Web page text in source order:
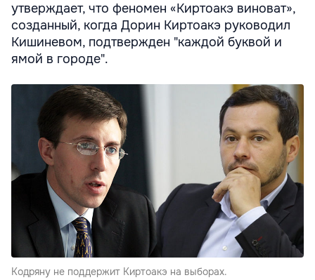
утверждает, что феномен «Киртоакэ виноват»,
созданный, когда Дорин Киртоакэ руководил
Кишиневом, подтвержден "каждой буквой и
ямой в городе".
Кодряну не поддержит Киртоакэ на выборах.